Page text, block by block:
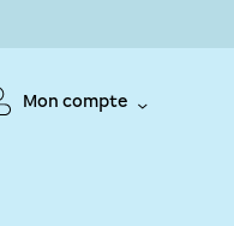
Mon compte